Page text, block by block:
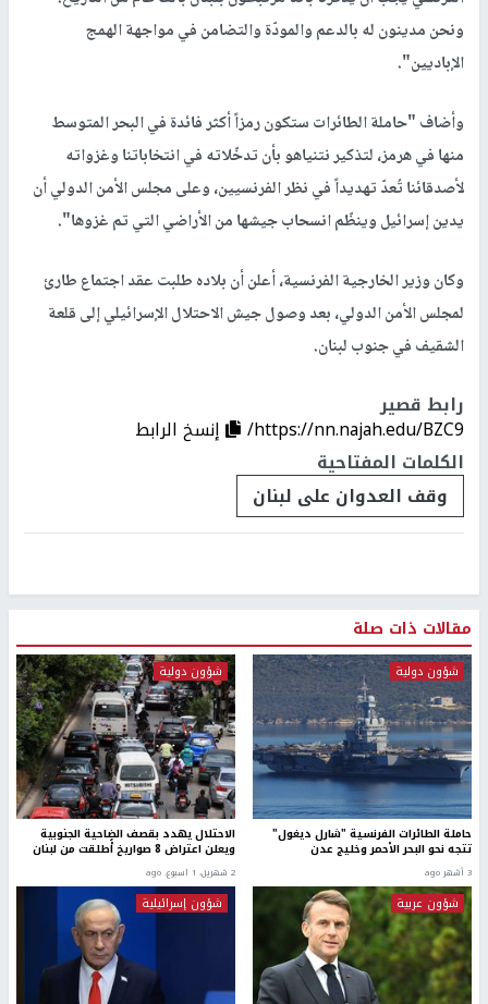
ونحن مدينون له بالدعم والمودّة والتضامن في مواجهة الهمج
الإباديين".
وأضاف "حاملة الطائرات ستكون رمزاً أكثر فائدة في البحر المتوسط
منها في هرمز، لتذكير نتنياهو بأن تدخّلاته في انتخاباتنا وغزواته
لأصدقائنا تُعدّ تهديداً في نظر الفرنسيين، وعلى مجلس الأمن الدولي أن
يدين إسرائيل وينظّم انسحاب جيشها من الأراضي التي تم غزوها".
وكان وزير الخارجية الفرنسية، أعلن أن بلاده طلبت عقد اجتماع طارئ
لمجلس الأمن الدولي، بعد وصول جيش الاحتلال الإسرائيلي إلى قلعة
الشقيف في جنوب لبنان.
رابط قصير
https://nn.najah.edu/BZC9/
إنسخ الرابط
الكلمات المفتاحية
وقف العدوان على لبنان
مقالات ذات صلة
شؤون دولية
حاملة الطائرات الفرنسية "شارل ديغول"
تتجه نحو البحر الأحمر وخليج عدن
3 أشهر ago
شؤون دولية
الاحتلال يهدد بقصف الضاحية الجنوبية
ويعلن اعتراض 8 صواريخ أُطلقت من لبنان
2 شهرين، 1 اسبوع. ago
شؤون عربية شؤون إسرائيلية